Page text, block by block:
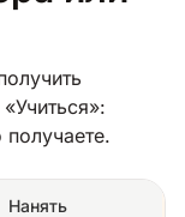
Нанять